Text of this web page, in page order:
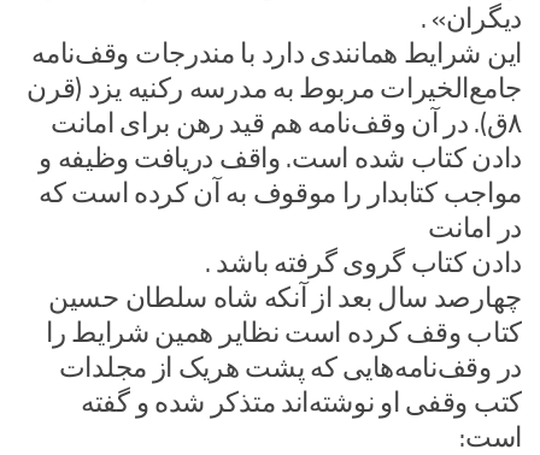
دیگران» .
این شرایط همانندی دارد با مندرجات وقف‌نامه
جامع‌الخیرات مربوط به مدرسه رکنیه یزد (قرن
۸ق). در آن وقف‌نامه هم قید رهن برای امانت
دادن کتاب شده است. واقف دریافت وظیفه و
مواجب کتابدار را موقوف به آن کرده است که
در امانت
دادن کتاب گروی گرفته باشد .
چهارصد سال بعد از آنکه شاه سلطان حسین
کتاب وقف کرده است نظایر همین شرایط را
در وقف‌نامه‌هایی که پشت هریک از مجلدات
کتب وقفی او نوشته‌اند متذکر شده و گفته
است: